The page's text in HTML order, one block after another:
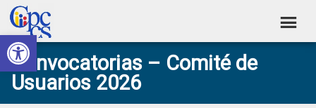
Abrir barra de herramientas
Skip
to
primary
navigation
Skip
to
main
content
Skip
to
primary
sidebar
Skip
to
footer
Consejo
de
Participación
Construyendo
Poder
Ciudadano
Convocatorias – Comité de
Usuarios 2026